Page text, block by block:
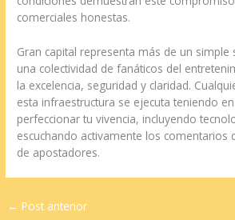
comerciales honestas.
Gran capital representa más de un
una colectividad de fanáticos del
la excelencia, seguridad y claridad.
esta infraestructura se ejecuta teniendo
perfeccionar tu vivencia, incluyendo
escuchando activamente los comentarios
de apostadores.
← Post anterior